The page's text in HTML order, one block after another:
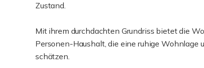
Zustand.
Mit ihrem durchdachten Grundriss bietet die
Personen-Haushalt, die eine ruhige
schätzen.